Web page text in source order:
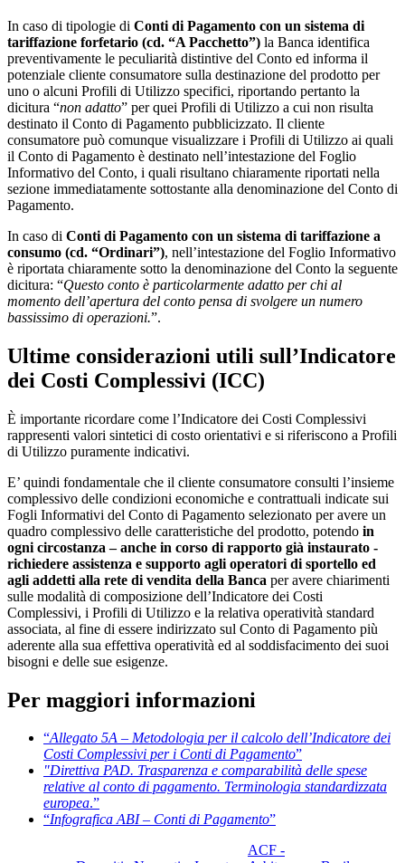
In caso di tipologie di Conti di Pagamento con un sistema di
tariffazione forfetario (cd. “A Pacchetto”) la Banca identifica
preventivamente le peculiarità distintive del Conto ed informa il
potenziale cliente consumatore sulla destinazione del prodotto per
uno o alcuni Profili di Utilizzo specifici, riportando pertanto la
dicitura “non adatto” per quei Profili di Utilizzo a cui non risulta
destinato il Conto di Pagamento pubblicizzato. Il cliente
consumatore può comunque visualizzare i Profili di Utilizzo ai quali
il Conto di Pagamento è destinato nell’intestazione del Foglio
Informativo del Conto, i quali risultano chiaramente riportati nella
sezione immediatamente sottostante alla denominazione del Conto di
Pagamento.
In caso di Conti di Pagamento con un sistema di tariffazione a
consumo (cd. “Ordinari”), nell’intestazione del Foglio Informativo
è riportata chiaramente sotto la denominazione del Conto la seguente
dicitura: “Questo conto è particolarmente adatto per chi al
momento dell’apertura del conto pensa di svolgere un numero
bassissimo di operazioni.”.
Ultime considerazioni utili sull’Indicatore
dei Costi Complessivi (ICC)
È importante ricordare come l’Indicatore dei Costi Complessivi
rappresenti valori sintetici di costo orientativi e si riferiscono a Profili
di Utilizzo puramente indicativi.
E’ quindi fondamentale che il cliente consumatore consulti l’insieme
complessivo delle condizioni economiche e contrattuali indicate sui
Fogli Informativi del Conto di Pagamento selezionato per avere un
quadro complessivo delle caratteristiche del prodotto, potendo in
ogni circostanza – anche in corso di rapporto già instaurato -
richiedere assistenza e supporto agli operatori di sportello ed
agli addetti alla rete di vendita della Banca per avere chiarimenti
sulle modalità di composizione dell’Indicatore dei Costi
Complessivi, i Profili di Utilizzo e la relativa operatività standard
associata, al fine di essere indirizzato sul Conto di Pagamento più
aderente alla sua effettiva operatività ed al soddisfacimento dei suoi
bisogni e delle sue esigenze.
Per maggiori informazioni
“Allegato 5A – Metodologia per il calcolo dell’Indicatore dei
Costi Complessivi per i Conti di Pagamento”
"Direttiva PAD. Trasparenza e comparabilità delle spese
relative al conto di pagamento. Terminologia standardizzata
europea.”
“Infografica ABI – Conti di Pagamento”
ACF -